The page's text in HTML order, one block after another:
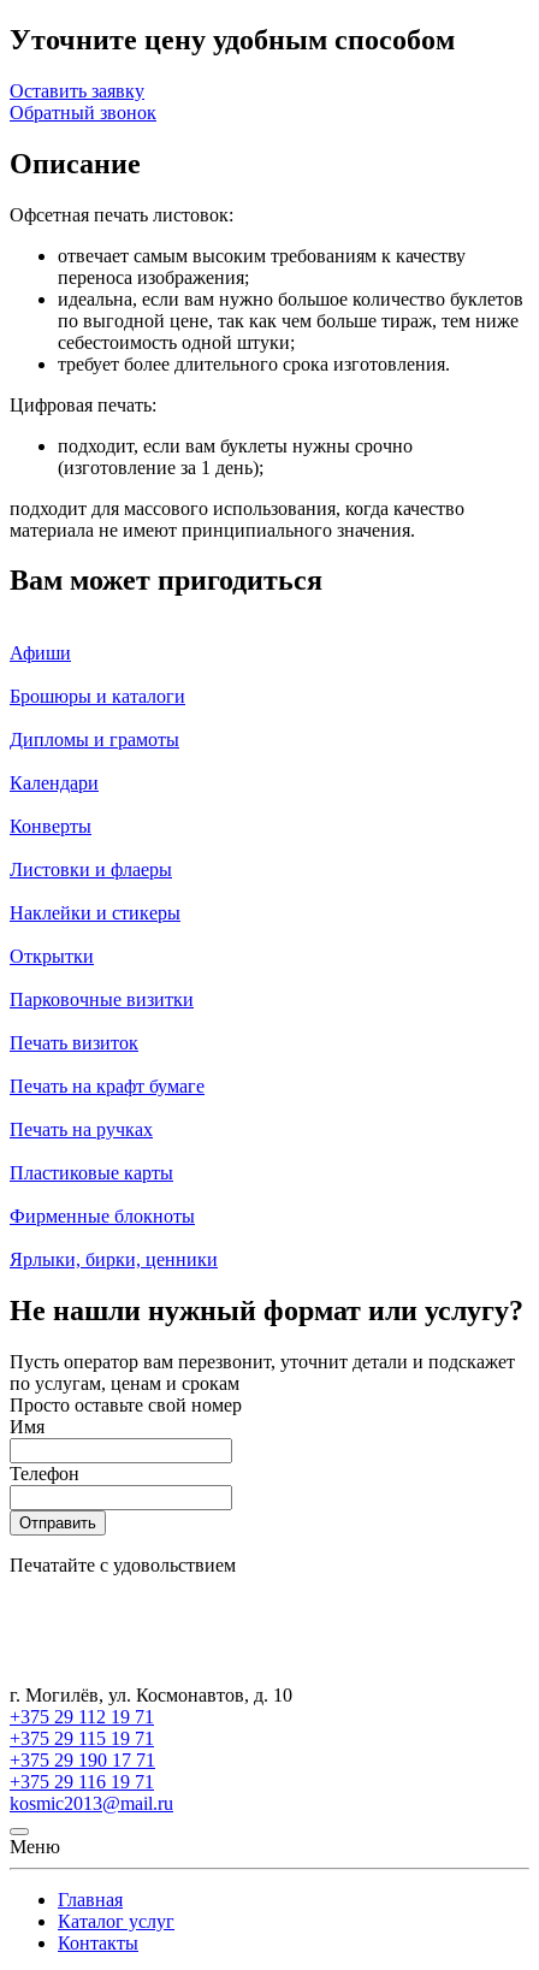
Уточните цену удобным способом
Оставить заявку
Обратный звонок
Описание
Офсетная печать листовок:
отвечает самым высоким требованиям к качеству
переноса изображения;
идеальна, если вам нужно большое количество буклетов
по выгодной цене, так как чем больше тираж, тем ниже
себестоимость одной штуки;
требует более длительного срока изготовления.
Цифровая печать:
подходит, если вам буклеты нужны срочно
(изготовление за 1 день);
подходит для массового использования, когда качество
материала не имеют принципиального значения.
Вам может пригодиться
Афиши
Брошюры и каталоги
Дипломы и грамоты
Календари
Конверты
Листовки и флаеры
Наклейки и стикеры
Открытки
Парковочные визитки
Печать визиток
Печать на крафт бумаге
Печать на ручках
Пластиковые карты
Фирменные блокноты
Ярлыки, бирки, ценники
Не нашли нужный формат или услугу?
Пусть оператор вам перезвонит, уточнит детали и подскажет
по услугам, ценам и срокам
Просто оставьте свой номер
Имя
Телефон
Отправить
Печатайте с удовольствием
г. Могилёв, ул. Космонавтов, д. 10
+375 29 112 19 71
+375 29 115 19 71
+375 29 190 17 71
+375 29 116 19 71
kosmic2013@mail.ru
Меню
Главная
Каталог услуг
Контакты